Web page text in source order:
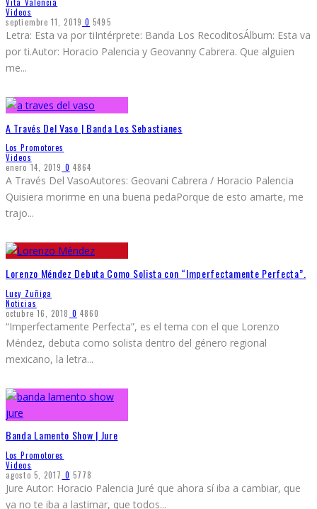
Videos
septiembre 11, 2019 0 5495
Letra: Esta va por tiIntérprete: Banda Los RecoditosÁlbum: Esta va
por ti.Autor: Horacio Palencia y Geovanny Cabrera. Que alguien
me...
A Través Del Vaso | Banda Los Sebastianes
Los Promotores
Videos
enero 14, 2019 0 4864
A Través Del VasoAutores: Geovani Cabrera / Horacio Palencia
Quisiera morirme en una buena pedaPorque de esto amarte, me
trajo...
Lorenzo Méndez Debuta Como Solista con “Imperfectamente Perfecta”.
Lucy Zuñiga
Noticias
octubre 16, 2018 0 4860
“Imperfectamente Perfecta”, es el tema con el que Lorenzo
Méndez, debuta como solista dentro del género regional
mexicano, la letra...
Banda Lamento Show | Jure
Los Promotores
Videos
agosto 5, 2017 0 5778
Jure Autor: Horacio Palencia Juré que ahora sí iba a cambiar, que
ya no te iba a lastimar, que todos...